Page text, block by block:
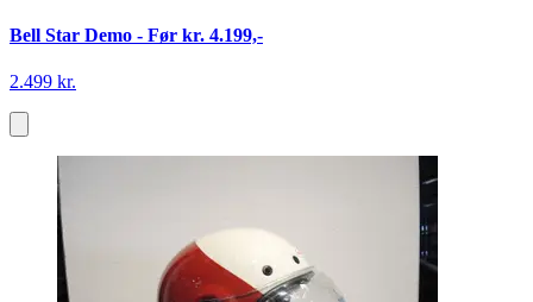
Bell Star Demo - Før kr. 4.199,-
2.499 kr.